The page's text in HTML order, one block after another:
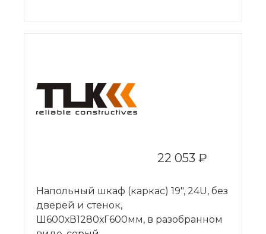
22 053 ₽
Напольный шкаф (каркас) 19", 24U, без
дверей и стенок,
Ш600хВ1280хГ600мм, в разобранном